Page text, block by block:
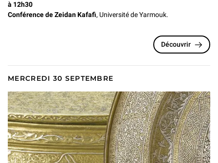
à 12h30
Conférence de Zeidan Kafafi, Université de Yarmouk.
Découvrir
MERCREDI 30 SEPTEMBRE